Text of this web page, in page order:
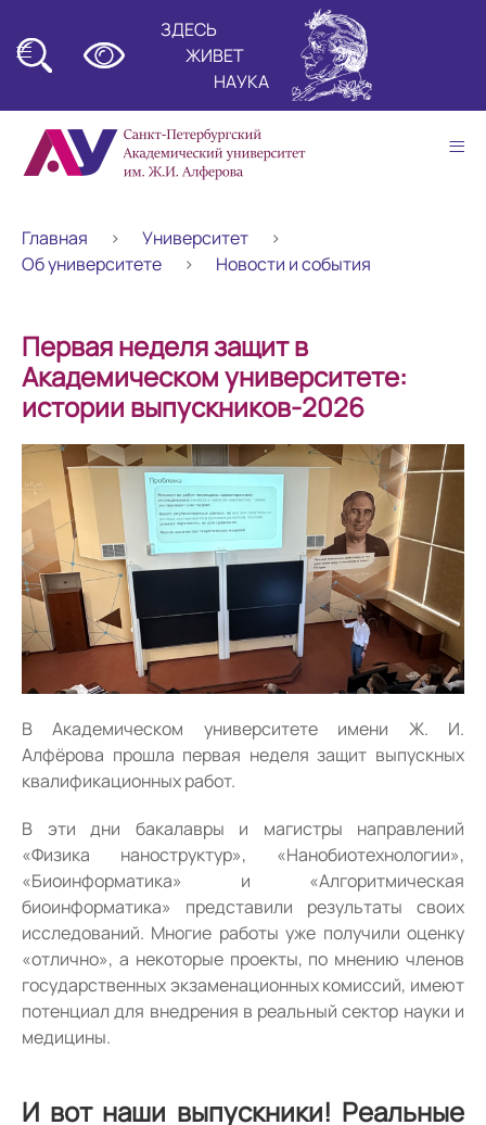
ЗДЕСЬ
ЖИВЕТ
НАУКА
Главная
Университет
Об университете
Новости и события
Первая неделя защит в
Академическом университете:
истории выпускников-2026
В Академическом университете имени Ж. И.
Алфёрова прошла первая неделя защит выпускных
квалификационных работ.
В эти дни бакалавры и магистры направлений
«Физика наноструктур», «Нанобиотехнологии»,
«Биоинформатика» и «Алгоритмическая
биоинформатика» представили результаты своих
исследований. Многие работы уже получили оценку
«отлично», а некоторые проекты, по мнению членов
государственных экзаменационных комиссий, имеют
потенциал для внедрения в реальный сектор науки и
медицины.
И вот наши выпускники! Реальные
≡
≡